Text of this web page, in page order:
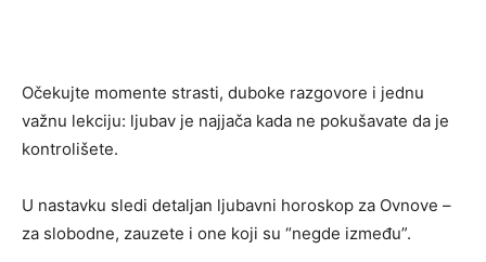
Očekujte momente strasti, duboke razgovore i jednu
važnu lekciju: ljubav je najjača kada ne pokušavate da je
kontrolišete.
U nastavku sledi detaljan ljubavni horoskop za Ovnove –
za slobodne, zauzete i one koji su “negde između”.